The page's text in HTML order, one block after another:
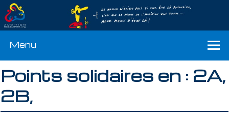
Menu
Points solidaires en : 2A,
2B,